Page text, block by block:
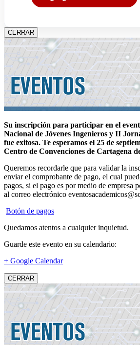
CERRAR
Su inscripción para participar en el
Nacional de Jóvenes Ingenieros y II
fue exitosa. Te esperamos el 25 de
Centro de Convenciones de Cartagena
Queremos recordarle que para validar la
enviar el comprobante de pago, el cual
pagos, si el pago es por medio de empresa
al correo electrónico
Botón de pagos
Quedamos atentos a cualquier inquietud.
Guarde este evento en su calendario:
+ Google Calendar
CERRAR